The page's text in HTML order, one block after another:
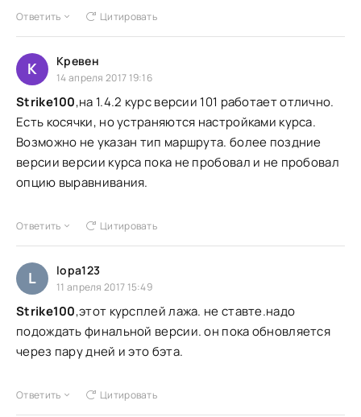
Ответить Цитировать
К Кревен
14 апреля 2017 19:16
Strike100,на 1.4.2 курс версии 101 работает отлично.
Есть косячки, но устраняются настройками курса.
Возможно не указан тип маршрута. более поздние
версии версии курса пока не пробовал и не пробовал
опцию выравнивания.
Ответить Цитировать
L lopa123
11 апреля 2017 15:49
Strike100,этот курсплей лажа. не ставте.надо
подождать финальной версии. он пока обновляется
через пару дней и это бэта.
Ответить Цитировать